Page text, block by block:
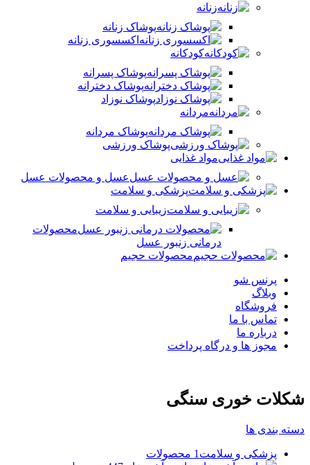
زنانه
پوشاک زنانه
اکسسوری زنانه
کودکانه
پوشاک پسرانه
پوشاک دخترانه
پوشاک نوزاد
مردانه
پوشاک مردانه
پوشاک ورزشی
مواد غذایی
عسل و محصولات عسل
پزشکی و سلامت
زیبایی و سلامت
محصولات
درمانی زنبور عسل
محصولات حجیم
پرنس شو
وبلاگ
فروشگاه
تماس با ما
درباره ما
مجوز ها و درگاه پرداخت
شکلات خوری سنگی
دسته بندی ها
پزشکی و سلامت 1 محصولات